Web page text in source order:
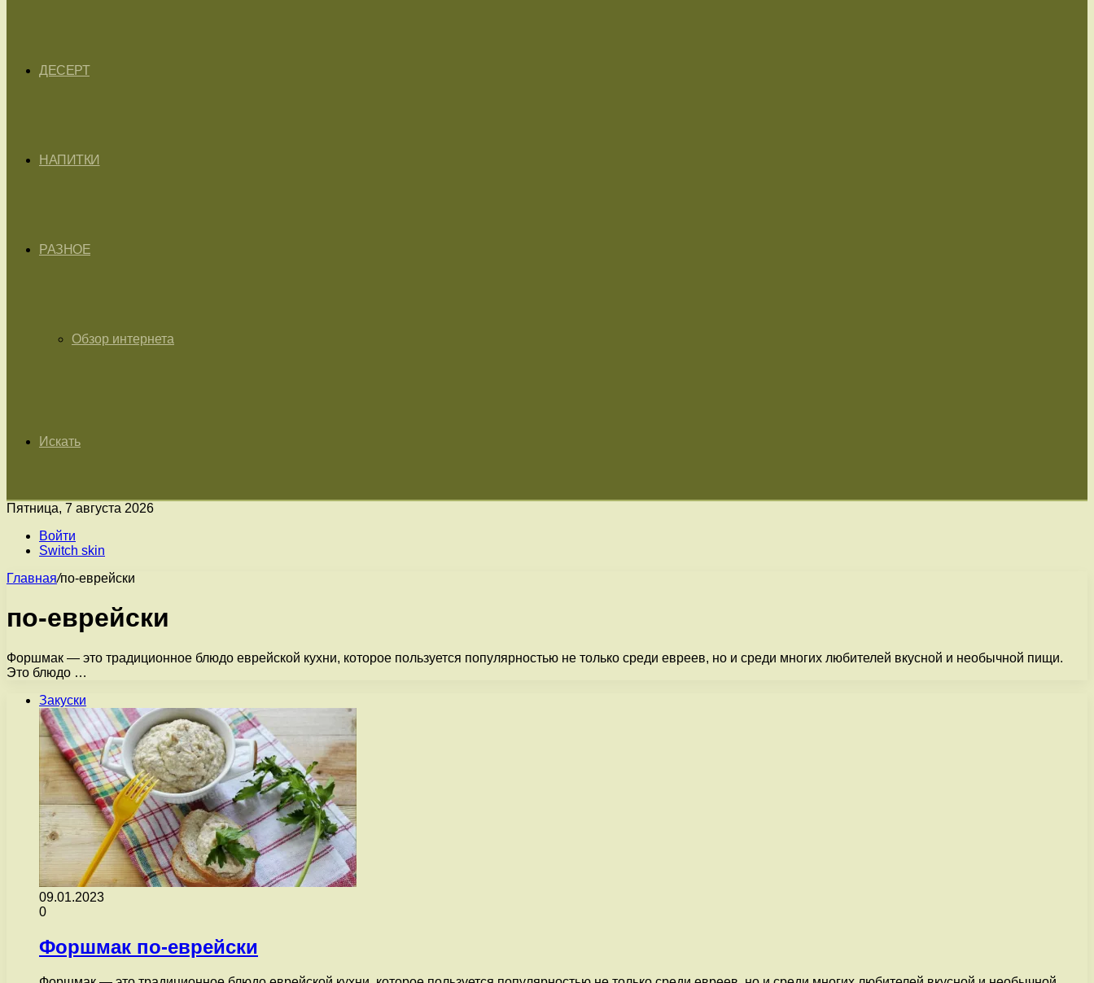
ДЕСЕРТ
НАПИТКИ
РАЗНОЕ
Обзор интернета
Искать
Пятница, 7 августа 2026
Войти
Switch skin
Главная/по-еврейски
по-еврейски
Форшмак — это традиционное блюдо еврейской кухни, которое пользуется популярностью не только среди евреев, но и среди многих любителей вкусной и необычной пищи.
Это блюдо …
Закуски
09.01.2023
0
Форшмак по-еврейски